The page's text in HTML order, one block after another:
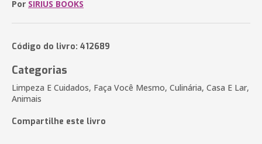
Por SIRIUS BOOKS
Código do livro: 412689
Categorias
Limpeza E Cuidados, Faça Você Mesmo, Culinária, Casa E Lar,
Animais
Compartilhe este livro